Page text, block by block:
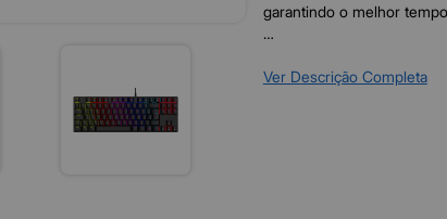
garantindo o melhor
Material: ABS
Ver Descrição Completa